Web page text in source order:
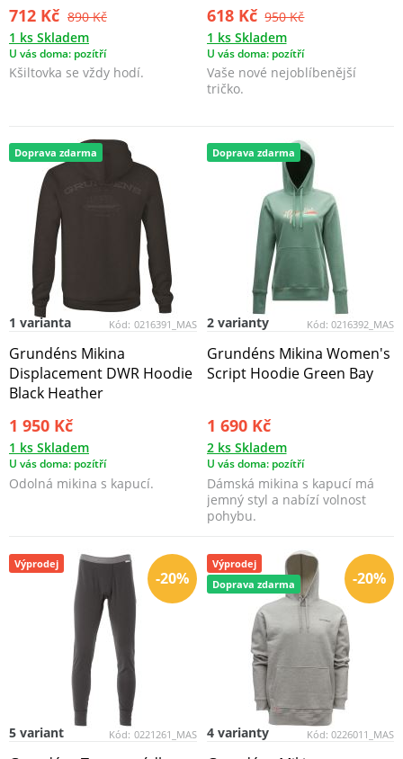
712 Kč 890 Kč
1 ks Skladem
U vás doma: pozítří
Kšiltovka se vždy hodí.
618 Kč 950 Kč
1 ks Skladem
U vás doma: pozítří
Vaše nové nejoblíbenější
tričko.
Doprava zdarma
Kód: 0216391_MAS
1 varianta
Grundéns Mikina
Displacement DWR Hoodie
Black Heather
1 950 Kč
1 ks Skladem
U vás doma: pozítří
Odolná mikina s kapucí.
Doprava zdarma
Kód: 0216392_MAS
2 varianty
Grundéns Mikina Women's
Script Hoodie Green Bay
1 690 Kč
2 ks Skladem
U vás doma: pozítří
Dámská mikina s kapucí má
jemný styl a nabízí volnost
pohybu.
-20%
Výprodej
Kód: 0221261_MAS
5 variant
-20%
Výprodej
Doprava zdarma
Kód: 0226011_MAS
4 varianty